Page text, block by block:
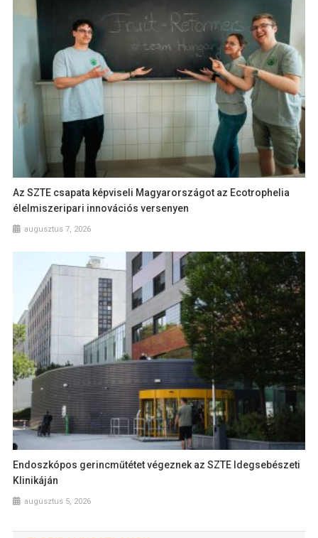
Az SZTE csapata képviseli Magyarországot az Ecotrophelia
élelmiszeripari innovációs versenyen
augusztus 7, 2026
Endoszkópos gerincműtétet végeznek az SZTE Idegsebészeti
Klinikáján
augusztus 5, 2026